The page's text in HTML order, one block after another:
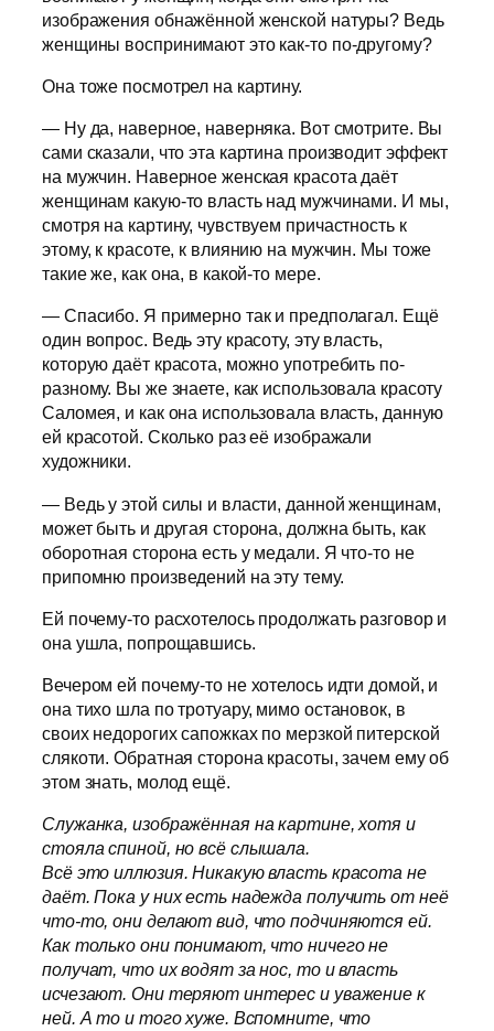
изображения обнажённой женской натуры? Ведь
женщины воспринимают это как-то по-другому?
Она тоже посмотрел на картину.
— Ну да, наверное, наверняка. Вот смотрите. Вы
сами сказали, что эта картина производит эффект
на мужчин. Наверное женская красота даёт
женщинам какую-то власть над мужчинами. И мы,
смотря на картину, чувствуем причастность к
этому, к красоте, к влиянию на мужчин. Мы тоже
такие же, как она, в какой-то мере.
— Спасибо. Я примерно так и предполагал. Ещё
один вопрос. Ведь эту красоту, эту власть,
которую даёт красота, можно употребить по-
разному. Вы же знаете, как использовала красоту
Саломея, и как она использовала власть, данную
ей красотой. Сколько раз её изображали
художники.
— Ведь у этой силы и власти, данной женщинам,
может быть и другая сторона, должна быть, как
оборотная сторона есть у медали. Я что-то не
припомню произведений на эту тему.
Ей почему-то расхотелось продолжать разговор и
она ушла, попрощавшись.
Вечером ей почему-то не хотелось идти домой, и
она тихо шла по тротуару, мимо остановок, в
своих недорогих сапожках по мерзкой питерской
слякоти. Обратная сторона красоты, зачем ему об
этом знать, молод ещё.
Служанка, изображённая на картине, хотя и
стояла спиной, но всё слышала.
Всё это иллюзия. Никакую власть красота не
даёт. Пока у них есть надежда получить от неё
что-то, они делают вид, что подчиняются ей.
Как только они понимают, что ничего не
получат, что их водят за нос, то и власть
исчезают. Они теряют интерес и уважение к
ней. А то и того хуже. Вспомните, что